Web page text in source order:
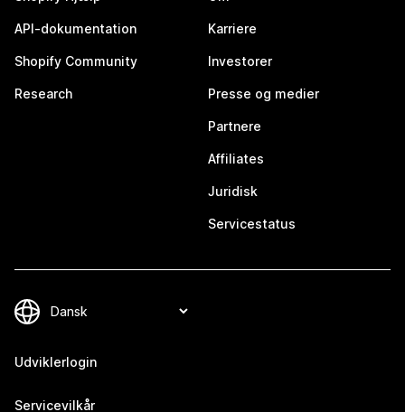
API-dokumentation
Shopify Community
Research
Karriere
Investorer
Presse og medier
Partnere
Affiliates
Juridisk
Servicestatus
Udviklerlogin
Servicevilkår